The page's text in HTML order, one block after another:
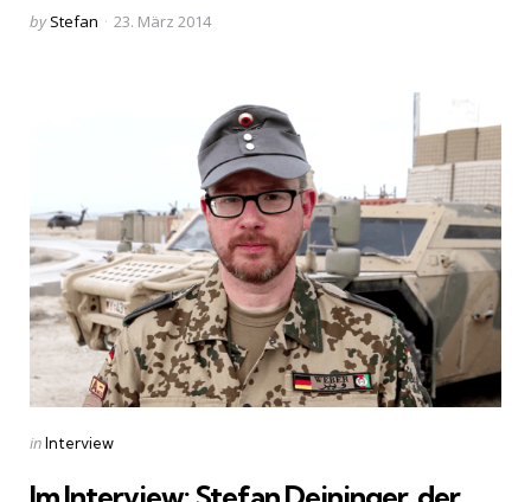
Posted
by Stefan 23. März 2014
Categories
Posted
inInterview